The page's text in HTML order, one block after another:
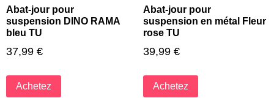
Abat-jour pour
suspension DINO RAMA
bleu TU
37,99 €
Achetez
Abat-jour pour
suspension en métal Fleur
rose TU
39,99 €
Achetez